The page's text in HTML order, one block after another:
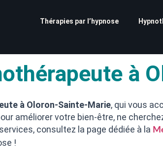
Thérapies par l’hypnose
à
à Oloron-Sainte-Marie, qui vous
améliorer votre bien-être, ne
consultez la page dédiée à la
!